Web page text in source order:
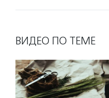
ВИДЕО ПО ТЕМЕ